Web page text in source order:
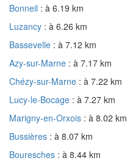
Bonneil : à 6.19 km
Luzancy : à 6.26 km
Bassevelle : à 7.12 km
Azy-sur-Marne : à 7.17 km
Chézy-sur-Marne : à 7.22 km
Lucy-le-Bocage : à 7.27 km
Marigny-en-Orxois : à 8.02 km
Bussières : à 8.07 km
Bouresches : à 8.44 km